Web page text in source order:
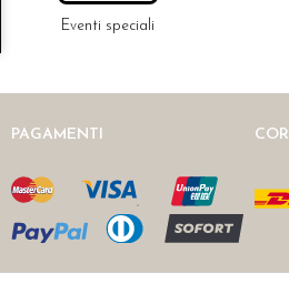
Eventi speciali
PAGAMENTI